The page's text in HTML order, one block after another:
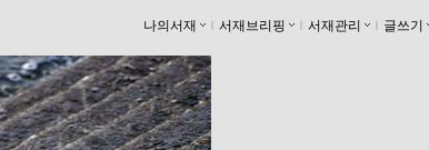
나의서재 ｌ 서재브리핑 ｌ 서재관리 ｌ 글쓰기